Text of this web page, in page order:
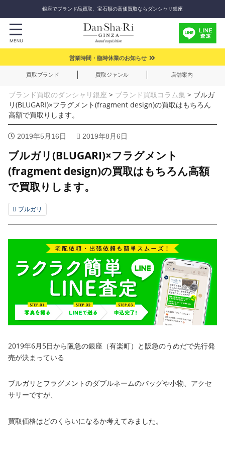
銀座でブランド品買取、宝石類の高価買取ならダンシャリ銀座
営業時間・臨時休業のお知らせ
買取ブランド 買取ジャンル 店舗案内
ブランド買取のダンシャリ銀座 > ブランド買取コラム集 > ブルガ
リ(BLUGARI)×フラグメント(fragment design)の買取はもちろん
高額で買取りします。
2019年5月16日 2019年8月6日
ブルガリ(BLUGARI)×フラグメント
(fragment design)の買取はもちろん高額
で買取りします。
ブルガリ
2019年6月5日から阪急の銀座（有楽町）と阪急のうめだで先行発
売が決まっている
ブルガリとフラグメントのダブルネームのバッグや小物、アクセ
サリーですが、
買取価格はどのくらいになるか考えてみました。